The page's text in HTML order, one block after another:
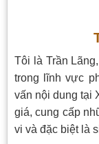
Tôi là Trần
trong lĩnh vực
vấn nội dung tại
giá, cung cấp
vi và đặc biệt là